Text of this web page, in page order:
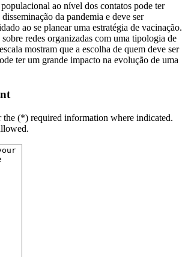
ao nível dos contatos pode ter
da pandemia e deve ser
ao se planear uma estratégia de vacinação.
redes organizadas com uma tipologia de
mostram que a escolha de quem deve ser
ter um grande impacto na evolução de uma
the (*) required information where indicated.